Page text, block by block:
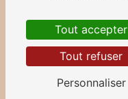
Tout accepter
Tout refuser
Personnaliser